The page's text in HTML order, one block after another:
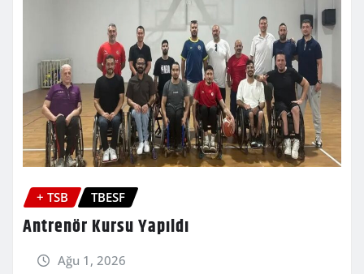
+ TSB TBESF
Antrenör Kursu Yapıldı
Ağu 1, 2026